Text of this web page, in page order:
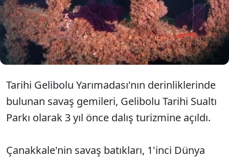
Çanakkale Savaşları'ndan kalma 109 yıllık
batıkları fotoğrafladı.
Tarihi Gelibolu Yarımadası'nın derinliklerinde
bulunan savaş gemileri, Gelibolu Tarihi Sualtı
Parkı olarak 3 yıl önce dalış turizmine açıldı.
Çanakkale'nin savaş batıkları, 1'inci Dünya